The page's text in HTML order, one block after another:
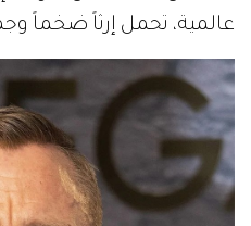
عالمية، تحمل إرثاً ضخماً